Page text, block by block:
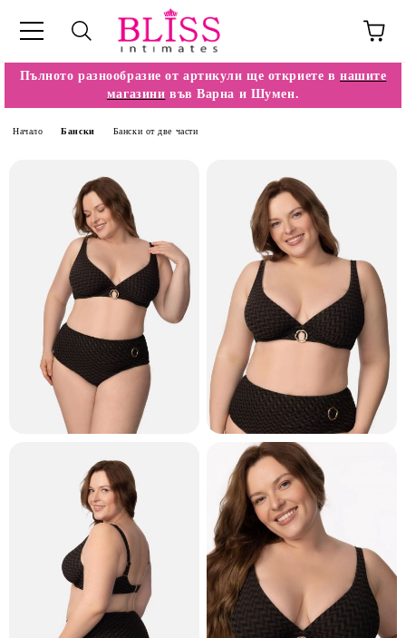
Пълното разнообразие от артикули ще откриете в нашите
магазини във Варна и Шумен.
Начало Бански Бански от две части